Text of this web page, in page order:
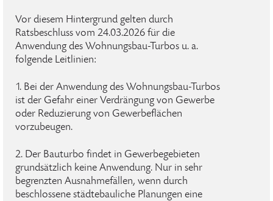
Vor diesem Hintergrund gelten durch
Ratsbeschluss vom 24.03.2026 für die
Anwendung des Wohnungsbau-Turbos u. a.
folgende Leitlinien:
1. Bei der Anwendung des Wohnungsbau-Turbos
ist der Gefahr einer Verdrängung von Gewerbe
oder Reduzierung von Gewerbeflächen
vorzubeugen.
2. Der Bauturbo findet in Gewerbegebieten
grundsätzlich keine Anwendung. Nur in sehr
begrenzten Ausnahmefällen, wenn durch
beschlossene städtebauliche Planungen eine